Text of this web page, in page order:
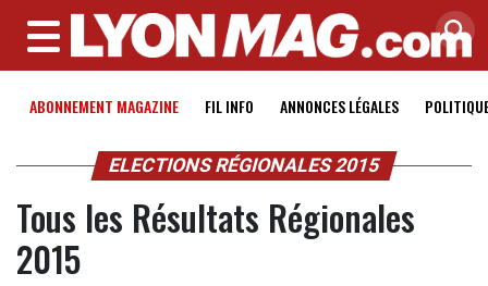
MENU
ABONNEMENT MAGAZINE FIL INFO ANNONCES LÉGALES
ELECTIONS RÉGIONALES 2015
Tous les Résultats Régionales
2015